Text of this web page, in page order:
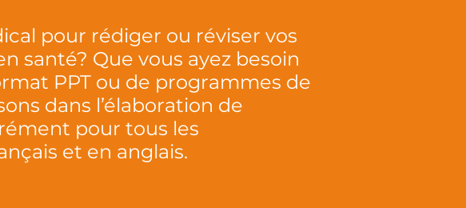
pour rédiger ou réviser vos
santé? Que vous ayez besoin
PPT ou de programmes de
dans l’élaboration de
pour tous les
et en anglais.